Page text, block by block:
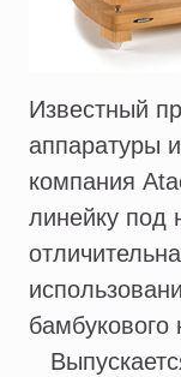
Известный
аппаратуры
компания
линейку под
бамбукового